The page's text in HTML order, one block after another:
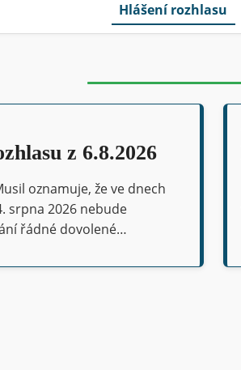
Hlášení rozhlasu
z 6.8.2026
oznamuje, že ve dnech
srpna 2026 nebude
řádné dovolené…